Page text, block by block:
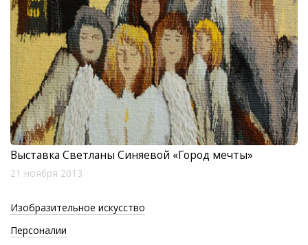
Выставка Светланы Синяевой «Город мечты»
21 ноября 2013
Изобразительное искусство
Персоналии